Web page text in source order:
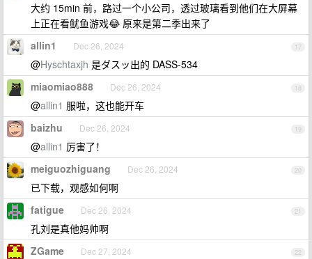
大约 15min 前，路过一个小公司，透过玻璃看到他们在大屏幕
上正在看鱿鱼游戏😂 原来是第二季出来了
17
allin1 Dec 26, 2024
@Hyschtaxjh 是ダスッ出的 DASS-534
18
miaomiao888 Dec 26, 2024
@allin1 服啦，这也能开车
19
baizhu Dec 26, 2024
@allin1 厉害了！
20
meiguozhiguang Dec 26, 2024
已下载，观感如何啊
21
fatigue Dec 26, 2024
孔刘是真他妈帅啊
22
ZGame Dec 27, 2024